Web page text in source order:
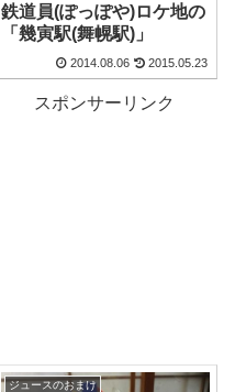
鉄道員(ぽっぽや)ロケ地の
「幾寅駅(舞幌駅)」
2014.08.06 2015.05.23
スポンサーリンク
ジュースのおまけ